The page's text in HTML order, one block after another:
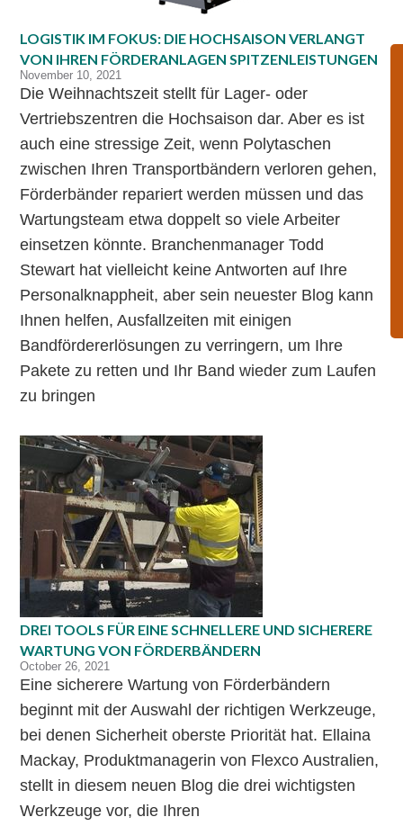
LOGISTIK IM FOKUS: DIE HOCHSAISON VERLANGT
VON IHREN FÖRDERANLAGEN SPITZENLEISTUNGEN
November 10, 2021
Die Weihnachtszeit stellt für Lager- oder
Vertriebszentren die Hochsaison dar. Aber es ist
auch eine stressige Zeit, wenn Polytaschen
zwischen Ihren Transportbändern verloren gehen,
Förderbänder repariert werden müssen und das
Wartungsteam etwa doppelt so viele Arbeiter
einsetzen könnte. Branchenmanager Todd
Stewart hat vielleicht keine Antworten auf Ihre
Personalknappheit, aber sein neuester Blog kann
Ihnen helfen, Ausfallzeiten mit einigen
Bandfördererlösungen zu verringern, um Ihre
Pakete zu retten und Ihr Band wieder zum Laufen
zu bringen
DREI TOOLS FÜR EINE SCHNELLERE UND SICHERERE
WARTUNG VON FÖRDERBÄNDERN
October 26, 2021
Eine sicherere Wartung von Förderbändern
beginnt mit der Auswahl der richtigen Werkzeuge,
bei denen Sicherheit oberste Priorität hat. Ellaina
Mackay, Produktmanagerin von Flexco Australien,
stellt in diesem neuen Blog die drei wichtigsten
Werkzeuge vor, die Ihren